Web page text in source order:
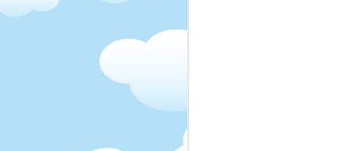
Pripada mi to, ze cim
limitovane misto, a
jak nekteri lide dokazi
Nejhorsi na tom
zaklady. Treba jako
lukrativni prilezitost).
texty, tak si vzdycky
nepamatuju, kdyz se